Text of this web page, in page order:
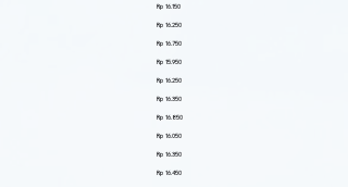
Rp 16.150
Rp 16.250
Rp 16.750
Rp 15.950
Rp 16.250
Rp 16.350
Rp 16.850
Rp 16.050
Rp 16.350
Rp 16.450